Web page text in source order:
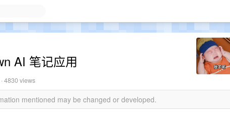
AI 笔记应用
· 4830 views
mentioned may be changed or developed.